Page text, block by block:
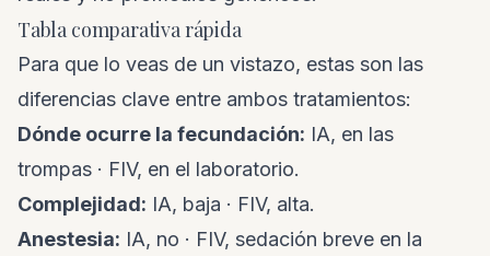
Tabla comparativa rápida
Para que lo veas de un vistazo, estas son las
diferencias clave entre ambos tratamientos:
Dónde ocurre la fecundación: IA, en las
trompas · FIV, en el laboratorio.
Complejidad: IA, baja · FIV, alta.
Anestesia: IA, no · FIV, sedación breve en la